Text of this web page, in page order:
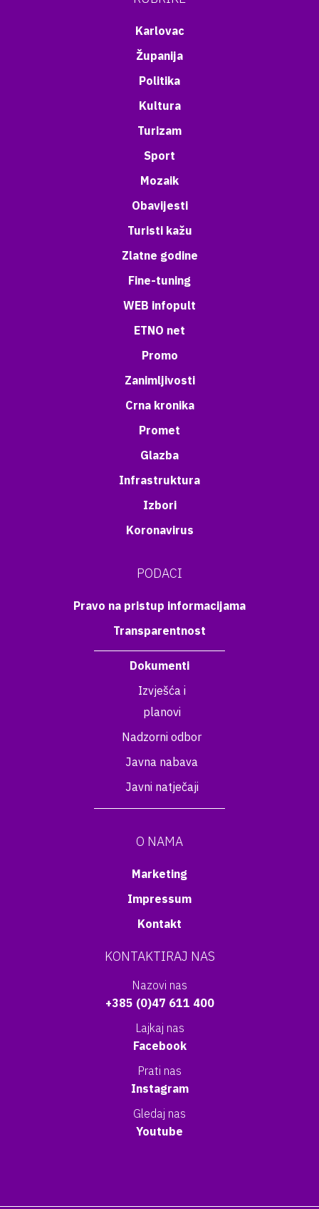
Karlovac
Županija
Politika
Kultura
Turizam
Sport
Mozaik
Obavijesti
Turisti kažu
Zlatne godine
Fine-tuning
WEB infopult
ETNO net
Promo
Zanimljivosti
Crna kronika
Promet
Glazba
Infrastruktura
Izbori
Koronavirus
PODACI
Pravo na pristup informacijama
Transparentnost
Dokumenti
Izvješća i
planovi
Nadzorni odbor
Javna nabava
Javni natječaji
O NAMA
Marketing
Impressum
Kontakt
KONTAKTIRAJ NAS
Nazovi nas
+385 (0)47 611 400
Lajkaj nas
Facebook
Prati nas
Instagram
Gledaj nas
Youtube